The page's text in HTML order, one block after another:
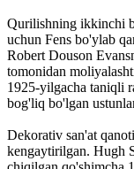
Qurilishning ikkinchi
uchun Fens bo'ylab
Robert Douson
tomonidan
1925-yilgacha taniqli
bog'liq bo'lgan
Dekorativ san'at
kengaytirilgan. Hugh